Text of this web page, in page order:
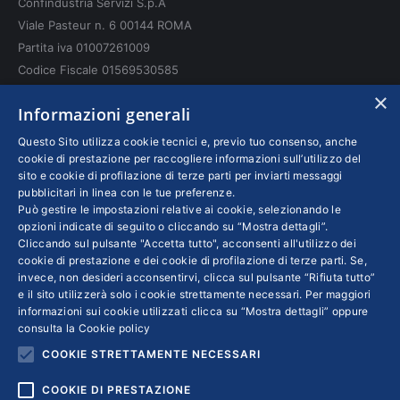
new
windowwindowwindow
Viale Pasteur n. 6 00144 ROMA
Partita iva 01007261009
Codice Fiscale 01569530585
INFO LEGALI
Colophon editoriali
Disclaimer
Privacy
Coordinate Bancarie
×
Informazioni generali
Questo Sito utilizza cookie tecnici e, previo tuo consenso, anche
cookie di prestazione per raccogliere informazioni sull’utilizzo del
sito e cookie di profilazione di terze parti per inviarti messaggi
pubblicitari in linea con le tue preferenze.
Può gestire le impostazioni relative ai cookie, selezionando le
opzioni indicate di seguito o cliccando su “Mostra dettagli”.
Cliccando sul pulsante "Accetta tutto", acconsenti all'utilizzo dei
cookie di prestazione e dei cookie di profilazione di terze parti. Se,
invece, non desideri acconsentirvi, clicca sul pulsante “Rifiuta tutto”
e il sito utilizzerà solo i cookie strettamente necessari. Per maggiori
informazioni sui cookie utilizzati clicca su “Mostra dettagli” oppure
consulta la Cookie policy
COOKIE STRETTAMENTE NECESSARI
COOKIE DI PRESTAZIONE